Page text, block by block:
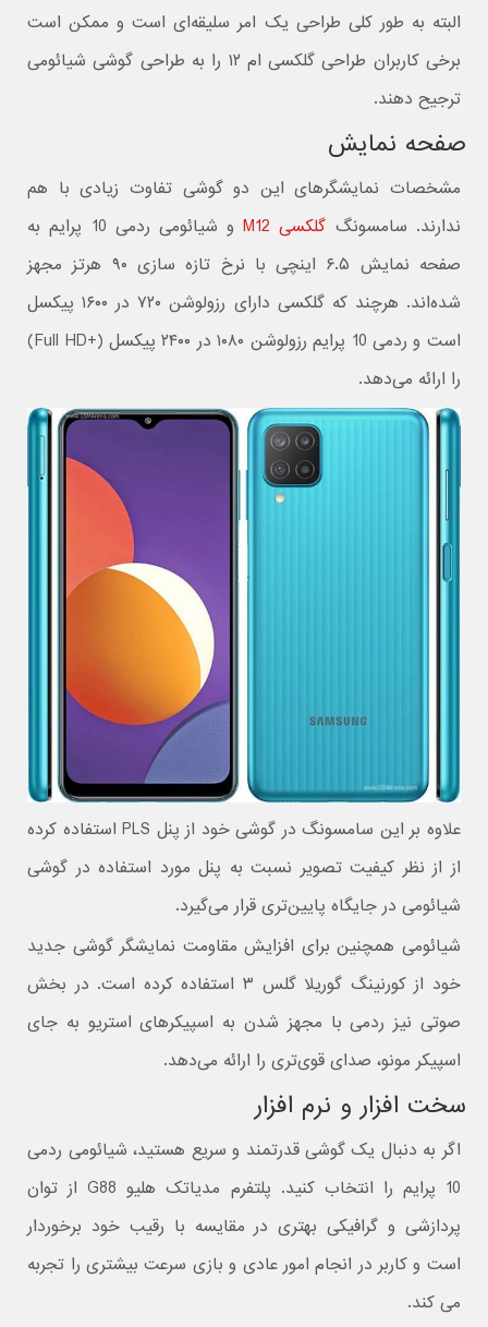
البته به طور کلی طراحی یک امر سلیقه‌ای است و ممکن است
برخی کاربران طراحی گلکسی ام ۱۲ را به طراحی گوشی شیائومی
ترجیح دهند.
صفحه نمایش
مشخصات نمایشگر‌های این دو گوشی تفاوت زیادی با هم
ندارند. سامسونگ گلکسی M12
و شیائومی ردمی 10 پرایم به
صفحه نمایش ۶.۵ اینچی با نرخ تازه‌ سازی ۹۰ هرتز مجهز
شده‌اند. هرچند که گلکسی دارای رزولوشن ۷۲۰ در ۱۶۰۰ پیکسل
است و ردمی 10 پرایم رزولوشن ۱۰۸۰ در ۲۴۰۰ پیکسل (+Full HD)
را ارائه می‌دهد.
علاوه بر این سامسونگ در گوشی خود از پنل PLS استفاده کرده
از از نظر کیفیت تصویر نسبت به پنل مورد استفاده در گوشی
شیائومی در جایگاه پایین‌تری قرار می‌گیرد.
شیائومی همچنین برای افزایش مقاومت نمایشگر گوشی جدید
خود از کورنینگ گوریلا گلس ۳ استفاده کرده است. در بخش
صوتی نیز ردمی با مجهز شدن به اسپیکر‌های استریو به جای
اسپیکر مونو، صدای قوی‌تری را ارائه می‌دهد.
سخت افزار و نرم افزار
اگر به دنبال یک گوشی قدرتمند و سریع هستید، شیائومی ردمی
10 پرایم را انتخاب کنید. پلتفرم مدیاتک هلیو G88 از توان
پردازشی و گرافیکی بهتری در مقایسه با رقیب خود برخوردار
است و کاربر در انجام امور عادی و بازی سرعت بیشتری را تجربه
می کند.